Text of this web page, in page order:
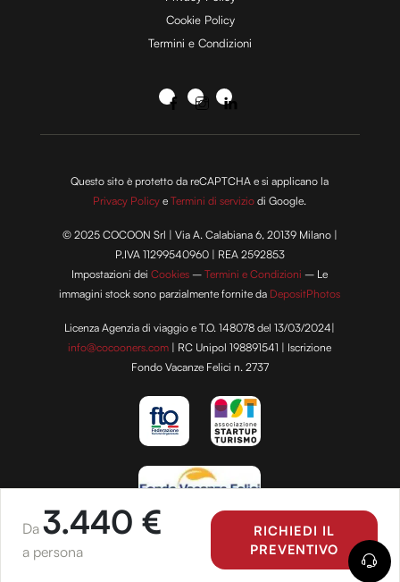
Da 3.440 €
a persona
RICHIEDI IL
PREVENTIVO
Cookie Policy
Termini e Condizioni
Questo sito è protetto da reCAPTCHA e si applicano la
Privacy Policy eTermini di servizio di Google.
© 2025 COCOON Srl | Via A. Calabiana 6, 20139 Milano |
P.IVA 11299540960 | REA 2592853
Impostazioni deiCookies –Termini e Condizioni – Le
immagini stock sono parzialmente fornite da DepositPhotos
Licenza Agenzia di viaggio e T.O. 148078 del 13/03/2024|
info@cocooners.com | RC Unipol 198891541 | Iscrizione
Fondo Vacanze Felici n. 2737